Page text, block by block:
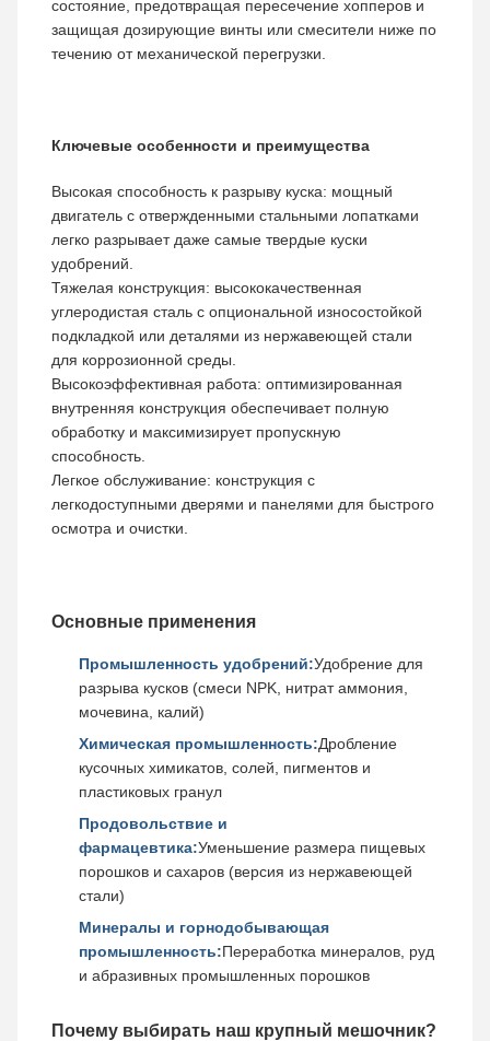
состояние, предотвращая пересечение хопперов и
защищая дозирующие винты или смесители ниже по
течению от механической перегрузки.
Ключевые особенности и преимущества
Высокая способность к разрыву куска: мощный
двигатель с отвержденными стальными лопатками
легко разрывает даже самые твердые куски
удобрений.
Тяжелая конструкция: высококачественная
углеродистая сталь с опциональной износостойкой
подкладкой или деталями из нержавеющей стали
для коррозионной среды.
Высокоэффективная работа: оптимизированная
внутренняя конструкция обеспечивает полную
обработку и максимизирует пропускную
способность.
Легкое обслуживание: конструкция с
легкодоступными дверями и панелями для быстрого
осмотра и очистки.
Основные применения
Промышленность удобрений:Удобрение для
разрыва кусков (смеси NPK, нитрат аммония,
мочевина, калий)
Химическая промышленность:Дробление
кусочных химикатов, солей, пигментов и
пластиковых гранул
Продовольствие и
фармацевтика:Уменьшение размера пищевых
порошков и сахаров (версия из нержавеющей
стали)
Минералы и горнодобывающая
промышленность:Переработка минералов, руд
и абразивных промышленных порошков
Почему выбирать наш крупный мешочник?